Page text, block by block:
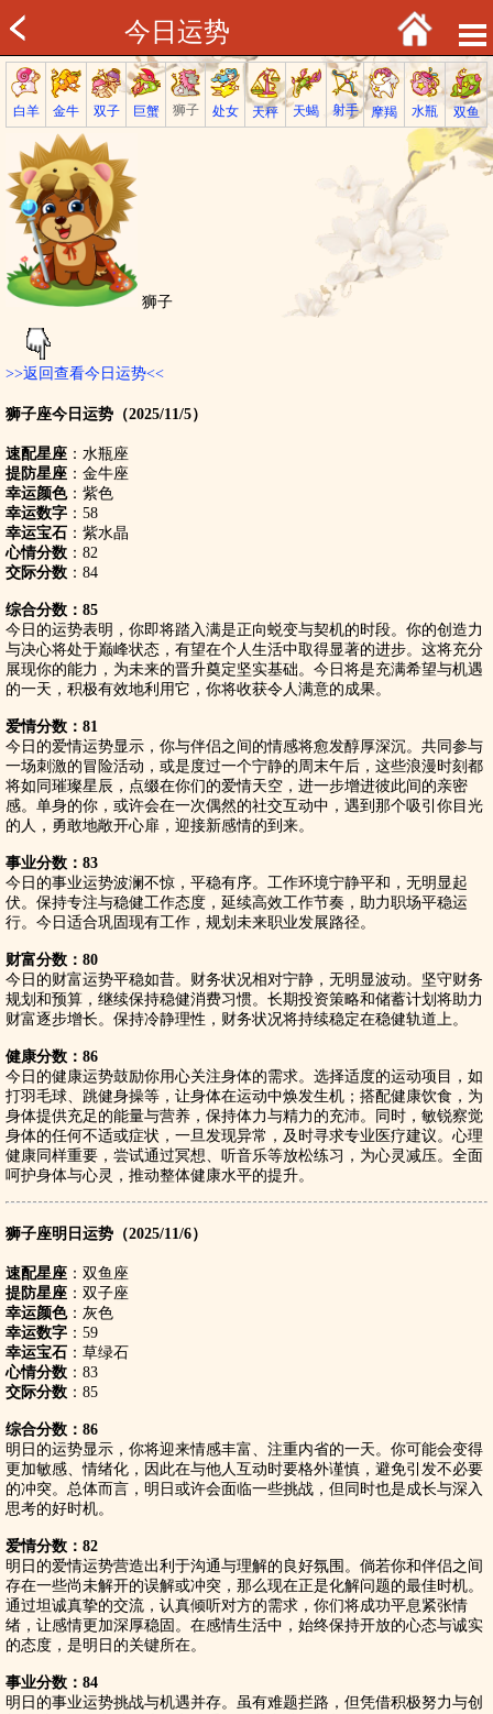
今日运势
白羊 金牛 双子 巨蟹 狮子 处女 天秤 天蝎 射手 摩羯 水瓶 双鱼
狮子
>>返回查看今日运势<<
狮子座今日运势（2025/11/5）
速配星座 ：水瓶座
提防星座 ：金牛座
幸运颜色：紫色
幸运数字 ：58
幸运宝石 ：紫水晶
心情分数 ：82
交际分数 ：84
综合分数：85
今日的运势表明，你即将踏入满是正向蜕变与契机的时段。你的创造力
与决心将处于巅峰状态，有望在个人生活中取得显著的进步。这将充分
展现你的能力，为未来的晋升奠定坚实基础。今日将是充满希望与机遇
的一天，积极有效地利用它，你将收获令人满意的成果。
爱情分数：81
今日的爱情运势显示，你与伴侣之间的情感将愈发醇厚深沉。共同参与
一场刺激的冒险活动，或是度过一个宁静的周末午后，这些浪漫时刻都
将如同璀璨星辰，点缀在你们的爱情天空，进一步增进彼此间的亲密
感。单身的你，或许会在一次偶然的社交互动中，遇到那个吸引你目光
的人，勇敢地敞开心扉，迎接新感情的到来。
事业分数：83
今日的事业运势波澜不惊，平稳有序。工作环境宁静平和，无明显起
伏。保持专注与稳健工作态度，延续高效工作节奏，助力职场平稳运
行。今日适合巩固现有工作，规划未来职业发展路径。
财富分数：80
今日的财富运势平稳如昔。财务状况相对宁静，无明显波动。坚守财务
规划和预算，继续保持稳健消费习惯。长期投资策略和储蓄计划将助力
财富逐步增长。保持冷静理性，财务状况将持续稳定在稳健轨道上。
健康分数：86
今日的健康运势鼓励你用心关注身体的需求。选择适度的运动项目，如
打羽毛球、跳健身操等，让身体在运动中焕发生机；搭配健康饮食，为
身体提供充足的能量与营养，保持体力与精力的充沛。同时，敏锐察觉
身体的任何不适或症状，一旦发现异常，及时寻求专业医疗建议。心理
健康同样重要，尝试通过冥想、听音乐等放松练习，为心灵减压。全面
呵护身体与心灵，推动整体健康水平的提升。
狮子座明日运势（2025/11/6）
速配星座 ：双鱼座
提防星座 ：双子座
幸运颜色：灰色
幸运数字 ：59
幸运宝石 ：草绿石
心情分数 ：83
交际分数 ：85
综合分数：86
明日的运势显示，你将迎来情感丰富、注重内省的一天。你可能会变得
更加敏感、情绪化，因此在与他人互动时要格外谨慎，避免引发不必要
的冲突。总体而言，明日或许会面临一些挑战，但同时也是成长与深入
思考的好时机。
爱情分数：82
明日的爱情运势营造出利于沟通与理解的良好氛围。倘若你和伴侣之间
存在一些尚未解开的误解或冲突，那么现在正是化解问题的最佳时机。
通过坦诚真挚的交流，认真倾听对方的需求，你们将成功平息紧张情
绪，让感情更加深厚稳固。在感情生活中，始终保持开放的心态与诚实
的态度，是明日的关键所在。
事业分数：84
明日的事业运势挑战与机遇并存。虽有难题拦路，但凭借积极努力与创